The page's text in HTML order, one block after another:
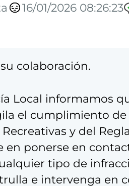
16/01/2026 08:26:23
colaboración.
Local informamos
el cumplimiento
y del
en ponerse en
tipo de
e intervenga en